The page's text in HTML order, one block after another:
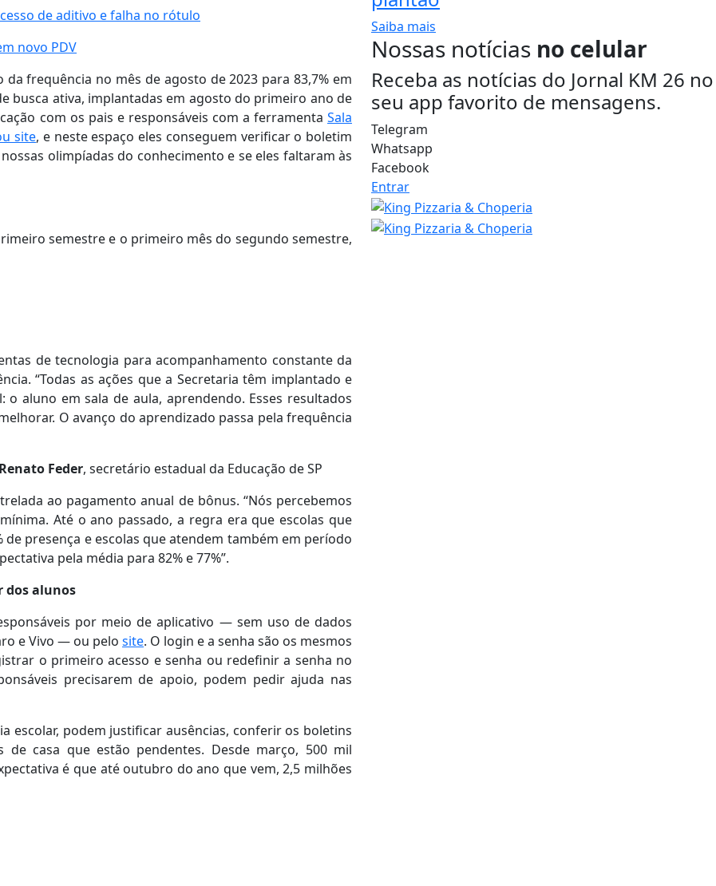
de aditivo e falha no rótulo
novo PDV
frequência no mês de agosto de 2023 para 83,7% em
busca ativa, implantadas em agosto do primeiro ano de
com os pais e responsáveis com a ferramenta Sala
site, e neste espaço eles conseguem verificar o boletim
olimpíadas do conhecimento e se eles faltaram às
semestre e o primeiro mês do segundo semestre,
de tecnologia para acompanhamento constante da
“Todas as ações que a Secretaria têm implantado e
aluno em sala de aula, aprendendo. Esses resultados
O avanço do aprendizado passa pela frequência
Renato Feder, secretário estadual da Educação de SP
ao pagamento anual de bônus. “Nós percebemos
Até o ano passado, a regra era que escolas que
presença e escolas que atendem também em período
pela média para 82% e 77%”.
dos alunos
por meio de aplicativo — sem uso de dados
e Vivo — ou pelo site. O login e a senha são os mesmos
o primeiro acesso e senha ou redefinir a senha no
precisarem de apoio, podem pedir ajuda nas
escolar, podem justificar ausências, conferir os boletins
casa que estão pendentes. Desde março, 500 mil
é que até outubro do ano que vem, 2,5 milhões
Saiba mais
Nossas notícias no celular
Receba as notícias do Jornal KM 26 no
seu app favorito de mensagens.
Telegram
Whatsapp
Facebook
Entrar